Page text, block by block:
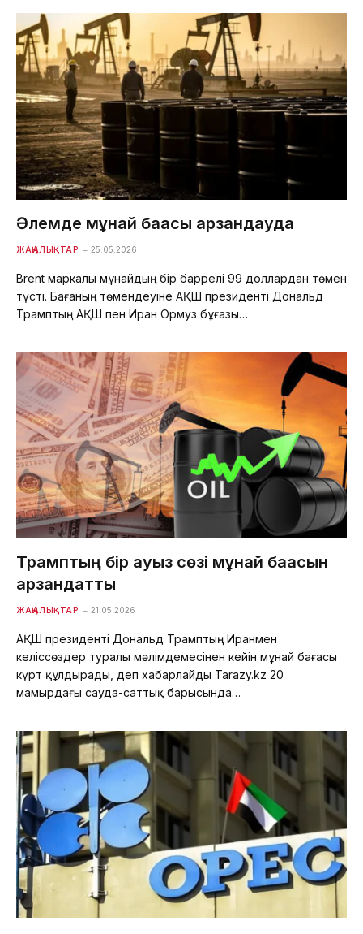
Әлемде мұнай бағасы арзандауда
ЖАҢАЛЫҚТАР 25.05.2026
Brent маркалы мұнайдың бір баррелі 99 доллардан төмен
түсті. Бағаның төмендеуіне АҚШ президенті Дональд
Трамптың АҚШ пен Иран Ормуз бұғазы…
Трамптың бір ауыз сөзі мұнай бағасын
арзандатты
ЖАҢАЛЫҚТАР 21.05.2026
АҚШ президенті Дональд Трамптың Иранмен
келіссөздер туралы мәлімдемесінен кейін мұнай бағасы
күрт құлдырады, деп хабарлайды Tarazy.kz 20
мамырдағы сауда-саттық барысында…